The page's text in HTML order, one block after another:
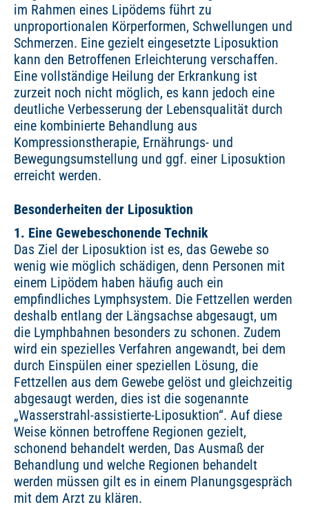
im Rahmen eines Lipödems führt zu
unproportionalen Körperformen, Schwellungen und
Schmerzen. Eine gezielt eingesetzte Liposuktion
kann den Betroffenen Erleichterung verschaffen.
Eine vollständige Heilung der Erkrankung ist
zurzeit noch nicht möglich, es kann jedoch eine
deutliche Verbesserung der Lebensqualität durch
eine kombinierte Behandlung aus
Kompressionstherapie, Ernährungs- und
Bewegungsumstellung und ggf. einer Liposuktion
erreicht werden.
Besonderheiten der Liposuktion
1. Eine Gewebeschonende Technik
Das Ziel der Liposuktion ist es, das Gewebe so
wenig wie möglich schädigen, denn Personen mit
einem Lipödem haben häufig auch ein
empfindliches Lymphsystem. Die Fettzellen werden
deshalb entlang der Längsachse abgesaugt, um
die Lymphbahnen besonders zu schonen. Zudem
wird ein spezielles Verfahren angewandt, bei dem
durch Einspülen einer speziellen Lösung, die
Fettzellen aus dem Gewebe gelöst und gleichzeitig
abgesaugt werden, dies ist die sogenannte
„Wasserstrahl-assistierte-Liposuktion“. Auf diese
Weise können betroffene Regionen gezielt,
schonend behandelt werden, Das Ausmaß der
Behandlung und welche Regionen behandelt
werden müssen gilt es in einem Planungsgespräch
mit dem Arzt zu klären.